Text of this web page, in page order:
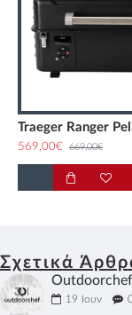
Traeger Ranger
569,00€ 669,00€
Σχετικά
19 Ιουν